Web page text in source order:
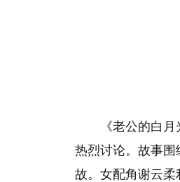
《老公的白
热烈讨论。故事
故。女配角谢云柔